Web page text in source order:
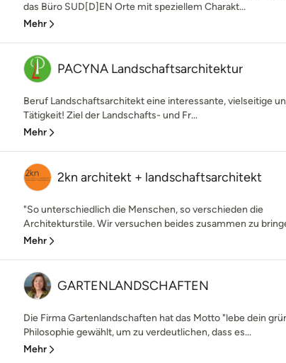
das Büro SUD[D]EN Orte mit speziellem Charakt...
Mehr
PACYNA Landschaftsarchitektur
Beruf Landschaftsarchitekt eine interessante, vielseitige
Tätigkeit! Ziel der Landschafts- und Fr...
Mehr
2kn architekt + landschaftsarchitekt
"So unterschiedlich die Menschen, so verschieden die
Architekturstile. Wir versuchen beides zusammen zu
Mehr
GARTENLANDSCHAFTEN
Die Firma Gartenlandschaften hat das Motto "lebe dein
Philosophie gewählt, um zu verdeutlichen, dass es...
Mehr